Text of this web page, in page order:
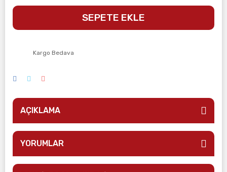
SEPETE EKLE
Kargo Bedava
AÇIKLAMA
YORUMLAR